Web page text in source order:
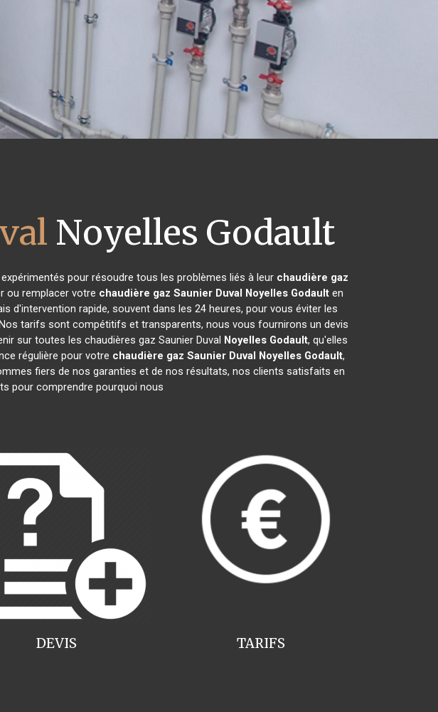
Noyelles Godault
pour résoudre tous les problèmes liés à leur chaudière gaz
ou remplacer votre chaudière gaz Saunier Duval Noyelles Godault en
rapide, souvent dans les 24 heures, pour vous éviter les
tarifs sont compétitifs et transparents, nous vous fournirons un devis
sur toutes les chaudières gaz Saunier Duval Noyelles Godault, qu'elles
régulière pour votre chaudière gaz Saunier Duval Noyelles Godault,
fiers de nos garanties et de nos résultats, nos clients satisfaits en
pour comprendre pourquoi nous
TARIFS
DEVIS